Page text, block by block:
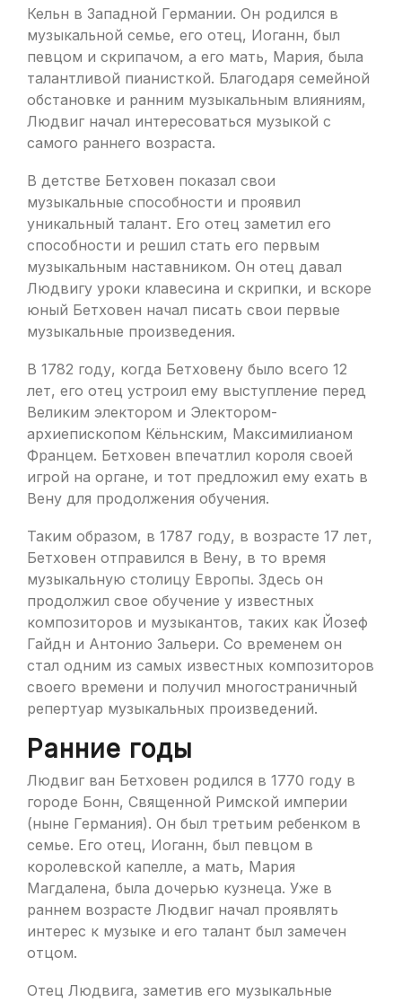
Кельн в Западной Германии. Он родился в
музыкальной семье, его отец, Иоганн, был
певцом и скрипачом, а его мать, Мария, была
талантливой пианисткой. Благодаря семейной
обстановке и ранним музыкальным влияниям,
Людвиг начал интересоваться музыкой с
самого раннего возраста.
В детстве Бетховен показал свои
музыкальные способности и проявил
уникальный талант. Его отец заметил его
способности и решил стать его первым
музыкальным наставником. Он отец давал
Людвигу уроки клавесина и скрипки, и вскоре
юный Бетховен начал писать свои первые
музыкальные произведения.
В 1782 году, когда Бетховену было всего 12
лет, его отец устроил ему выступление перед
Великим электором и Электором-
архиепископом Кёльнским, Максимилианом
Францем. Бетховен впечатлил короля своей
игрой на органе, и тот предложил ему ехать в
Вену для продолжения обучения.
Таким образом, в 1787 году, в возрасте 17 лет,
Бетховен отправился в Вену, в то время
музыкальную столицу Европы. Здесь он
продолжил свое обучение у известных
композиторов и музыкантов, таких как Йозеф
Гайдн и Антонио Зальери. Со временем он
стал одним из самых известных композиторов
своего времени и получил многостраничный
репертуар музыкальных произведений.
Ранние годы
Людвиг ван Бетховен родился в 1770 году в
городе Бонн, Священной Римской империи
(ныне Германия). Он был третьим ребенком в
семье. Его отец, Иоганн, был певцом в
королевской капелле, а мать, Мария
Магдалена, была дочерью кузнеца. Уже в
раннем возрасте Людвиг начал проявлять
интерес к музыке и его талант был замечен
отцом.
Отец Людвига, заметив его музыкальные